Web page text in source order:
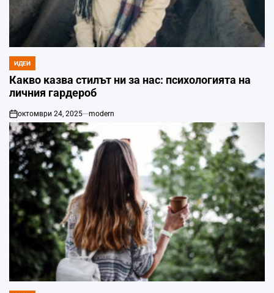
POSTED
IN
ИДЕИ
Какво казва стилът ни за нас: психологията на
личния гардероб
on
октомври 24, 2025 modern